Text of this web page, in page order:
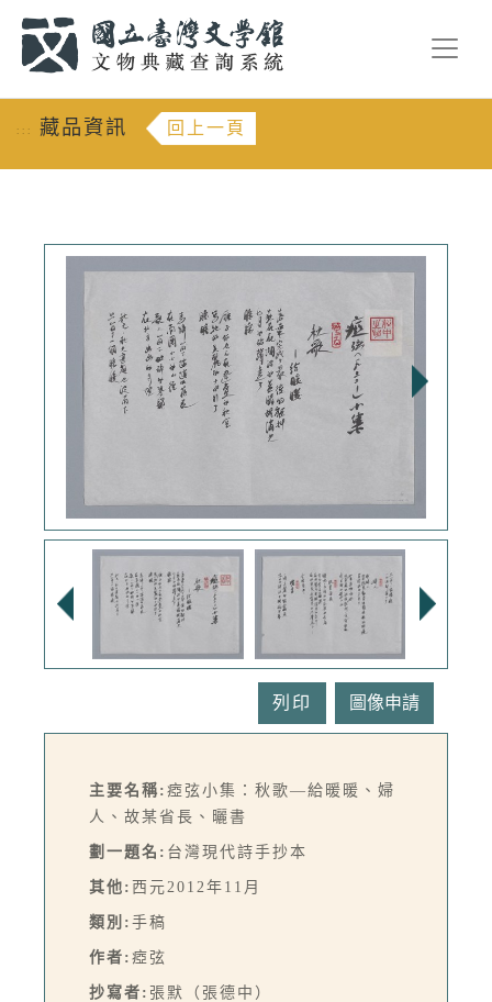
::: 藏品資訊 回上一頁
列印
主要名稱: 瘂弦小集：秋歌—給暖暖、婦
人、故某省長、曬書
劃一題名: 台灣現代詩手抄本
其他: 西元2012年11月
類別: 手稿
作者: 瘂弦
抄寫者: 張默（張德中）